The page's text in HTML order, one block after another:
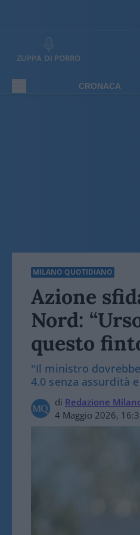
ZUPPA DI PORRO
CRONACA
MILANO QUOTIDIANO
Azione
Nord:
questo
"Il ministro
4.0 senza assurdità
di Redazione
4 Maggio 2026,